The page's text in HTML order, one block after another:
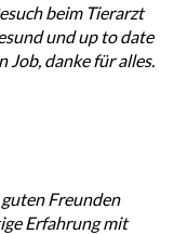
beim Tierarzt
und up to date
danke für alles.
Freunden
Erfahrung mit